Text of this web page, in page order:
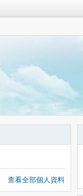
查看全部個人資料